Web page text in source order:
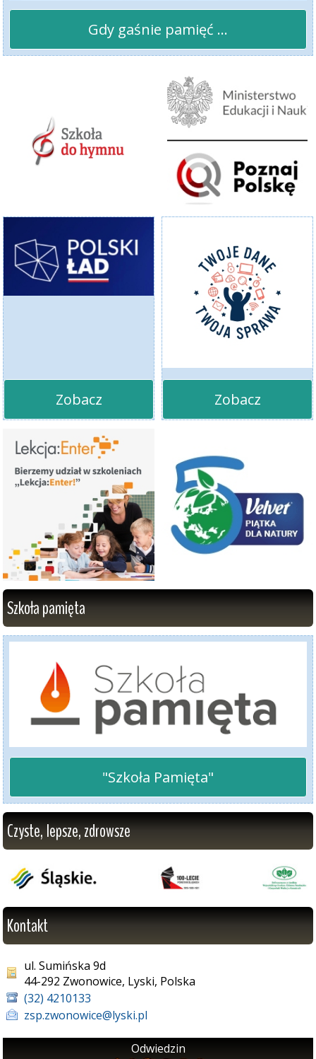
Gdy gaśnie pamięć ...
Zobacz Zobacz
Szkoła pamięta
"Szkoła Pamięta"
Czyste, lepsze, zdrowsze
Kontakt
ul. Sumińska 9d
44-292 Zwonowice, Lyski, Polska
(32) 4210133
zsp.zwonowice@lyski.pl
Odwiedzin